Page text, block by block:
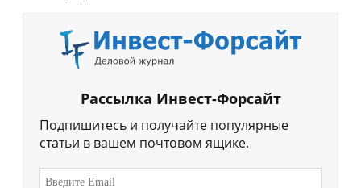
Рассылка Инвест-Форсайт
Подпишитесь и получайте популярные
статьи в вашем почтовом ящике.